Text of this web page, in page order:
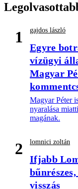
1 gajdos lászló
Egyre
vízügyi
Magyar
Magyar Péter
nyaralása
magának.
2 lomnici zoltán
Ifjabb
visszás